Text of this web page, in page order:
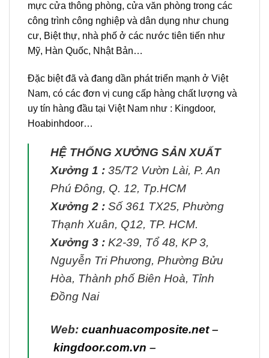
mực cửa thông phòng, cửa văn phòng trong các
công trình công nghiệp và dân dụng như chung
cư, Biệt thự, nhà phố ở các nước tiên tiến như
Mỹ, Hàn Quốc, Nhật Bản…
Đặc biệt đã và đang dần phát triển mạnh ở Việt
Nam, có các đơn vị cung cấp hàng chất lượng và
uy tín hàng đầu tại Việt Nam như : Kingdoor,
Hoabinhdoor…
HỆ THỐNG XƯỞNG SẢN XUẤT
Xưởng 1 : 35/T2 Vườn Lài, P. An
Phú Đông, Q. 12, Tp.HCM
Xưởng 2 : Số 361 TX25, Phường
Thạnh Xuân, Q12, TP. HCM.
Xưởng 3 : K2-39, Tổ 48, KP 3,
Nguyễn Tri Phương, Phường Bửu
Hòa, Thành phố Biên Hoà, Tỉnh
Đồng Nai
Web: cuanhuacomposite.net–
kingdoor.com.vn –